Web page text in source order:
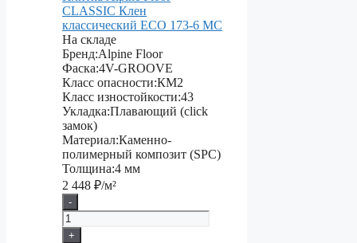
CLASSIC Клен
классический ECO 173-6 MC
На складе
Бренд:Alpine Floor
Фаска:4V-GROOVE
Класс опасности:КМ2
Класс изностойкости:43
Укладка:Плавающий (click
замок)
Материал:Каменно-
полимерный композит (SPC)
Толщина:4 мм
2 448 ₽/м²
-
+